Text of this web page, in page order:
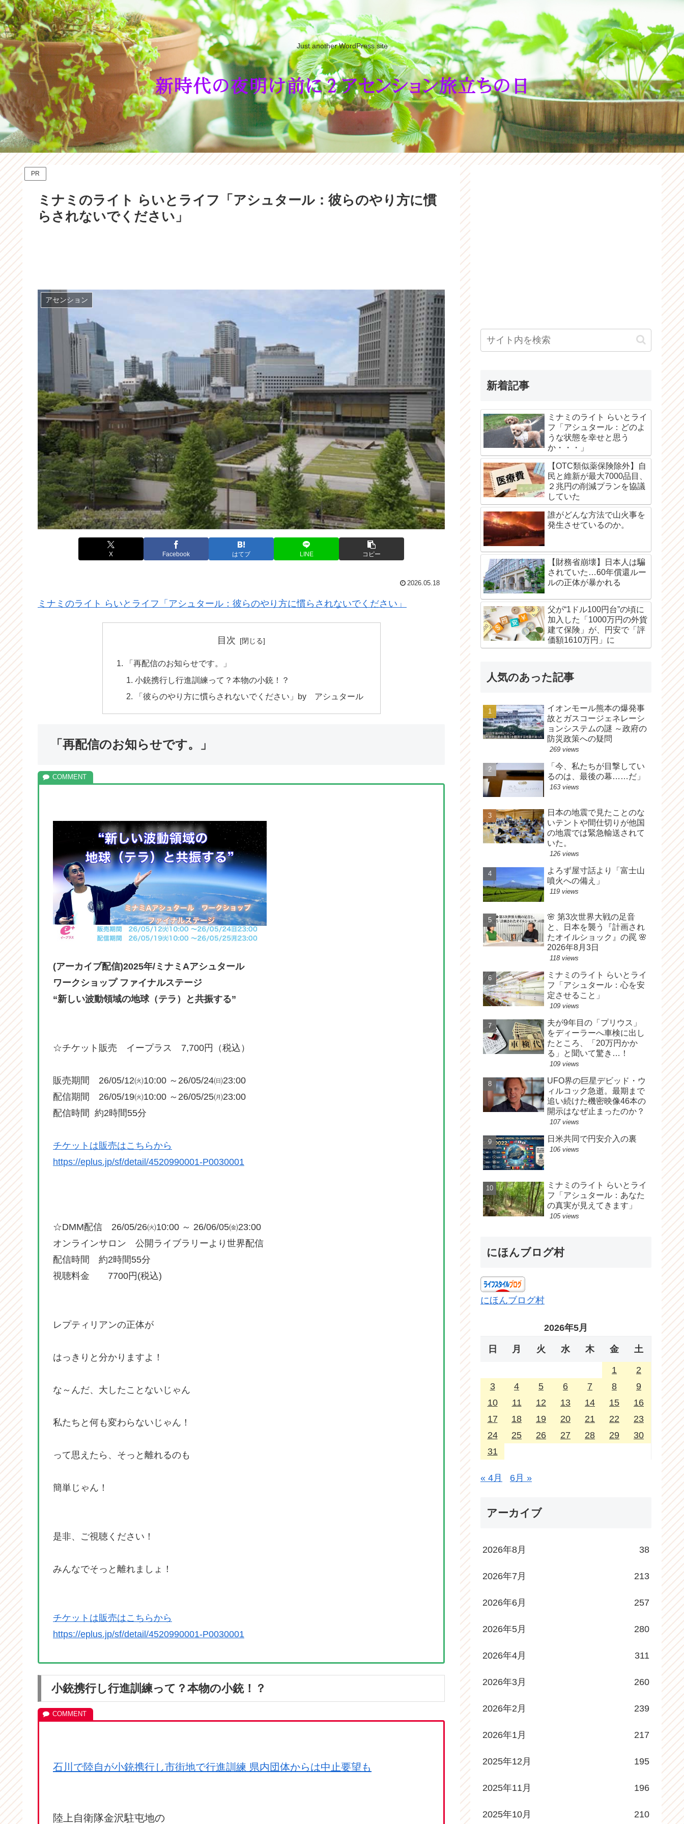
Just another WordPress site
PR
ミナミのライト らいとライフ「アシュタール：彼らのやり方に慣
らされないでください」
アセンション
X Facebook はてブ LINE コピー
2026.05.18
ミナミのライト らいとライフ「アシュタール：彼らのやり方に慣らされないでください」
目次
「再配信のお知らせです。」
小銃携行し行進訓練って？本物の小銃！？
「彼らのやり方に慣らされないでください」by アシュタール
「再配信のお知らせです。」
(アーカイブ配信)2025年/ミナミAアシュタール
ワークショップ ファイナルステージ
“新しい波動領域の地球（テラ）と共振する”
☆チケット販売 イープラス 7,700円（税込）
販売期間 26/05/12㈫10:00 ～26/05/24㈰23:00
配信期間 26/05/19㈫10:00 ～26/05/25㈪23:00
配信時間 約2時間55分
チケットは販売はこちらから
https://eplus.jp/sf/detail/4520990001-P0030001
☆DMM配信 26/05/26㈫10:00 ～ 26/06/05㈮23:00
オンラインサロン 公開ライブラリーより世界配信
配信時間 約2時間55分
視聴料金 7700円(税込)
レプティリアンの正体が
はっきりと分かりますよ！
な～んだ、大したことないじゃん
私たちと何も変わらないじゃん！
って思えたら、そっと離れるのも
簡単じゃん！
是非、ご視聴ください！
みんなでそっと離れましょ！
チケットは販売はこちらから
https://eplus.jp/sf/detail/4520990001-P0030001
小銃携行し行進訓練って？本物の小銃！？
石川で陸自が小銃携行し市街地で行進訓練 県内団体からは中止要望も
陸上自衛隊金沢駐屯地の
新着記事
ミナミのライト らいとライ
フ「アシュタール：どのよ
うな状態を幸せと思う
か・・・」
【OTC類似薬保険除外】自
民と維新が最大7000品目、
２兆円の削減プランを協議
していた
誰がどんな方法で山火事を
発生させているのか。
【財務省崩壊】日本人は騙
されていた…60年償還ルー
ルの正体が暴かれる
父が“1ドル100円台”の頃に
加入した「1000万円の外貨
建て保険」が、円安で「評
価額1610万円」に
人気のあった記事
イオンモール熊本の爆発事
故とガスコージェネレーシ
ョンシステムの謎 ～政府の
防災政策への疑問
269 views
「今、私たちが目撃してい
るのは、最後の幕……だ」
163 views
日本の地震で見たことのな
いテントや間仕切りが他国
の地震では緊急輸送されて
いた。
126 views
よろず屋寸話より「富士山
噴火への備え」
119 views
🌸 第3次世界大戦の足音
と、日本を襲う『計画され
たオイルショック』の罠 🌸
2026年8月3日
118 views
ミナミのライト らいとライ
フ「アシュタール：心を安
定させること」
109 views
夫が9年目の「プリウス」
をディーラーへ車検に出し
たところ、「20万円かか
る」と聞いて驚き…！
109 views
UFO界の巨星デビッド・ウ
ィルコック急逝。最期まで
追い続けた機密映像46本の
開示はなぜ止まったのか？
107 views
日米共同で円安介入の裏
106 views
ミナミのライト らいとライ
フ「アシュタール：あなた
の真実が見えてきます」
105 views
にほんブログ村
にほんブログ村
2026年5月
日 月 火 水 木 金 土
1
2
3
4 5 6 7 8
9
10
11 12 13 14 15
16
17
18 19 20 21 22
23
24
25 26 27 28 29
30
31
« 4月 6月 »
アーカイブ
2026年8月 38
2026年7月 213
2026年6月 257
2026年5月 280
2026年4月 311
2026年3月 260
2026年2月 239
2026年1月 217
2025年12月 195
2025年11月 196
2025年10月 210